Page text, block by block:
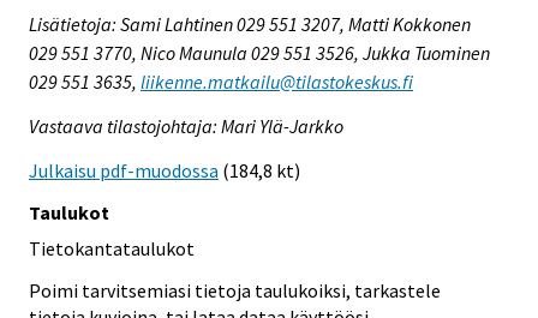
Lisätietoja: Sami Lahtinen 029 551 3207, Matti Kokkonen
029 551 3770, Nico Maunula 029 551 3526, Jukka Tuominen
029 551 3635, liikenne.matkailu@tilastokeskus.fi
Vastaava tilastojohtaja: Mari Ylä-Jarkko
Julkaisu pdf-muodossa (184,8 kt)
Taulukot
Tietokantataulukot
Poimi tarvitsemiasi tietoja taulukoiksi, tarkastele